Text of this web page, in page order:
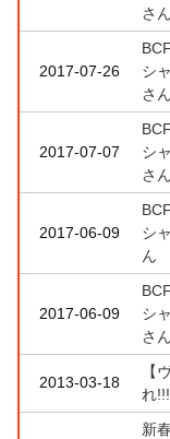
さん
2017-07-26
シ
さん
2017-07-07
シ
さん
2017-06-09
シ
ん
2017-06-09
シ
さん
2013-03-18
【
れ!!!
新